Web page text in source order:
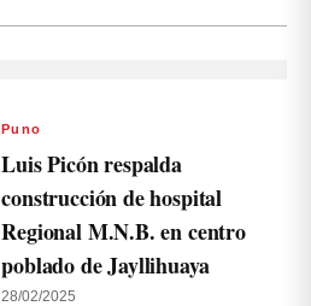
Puno
Luis Picón respalda
construcción de hospital
Regional M.N.B. en centro
poblado de Jayllihuaya
28/02/2025